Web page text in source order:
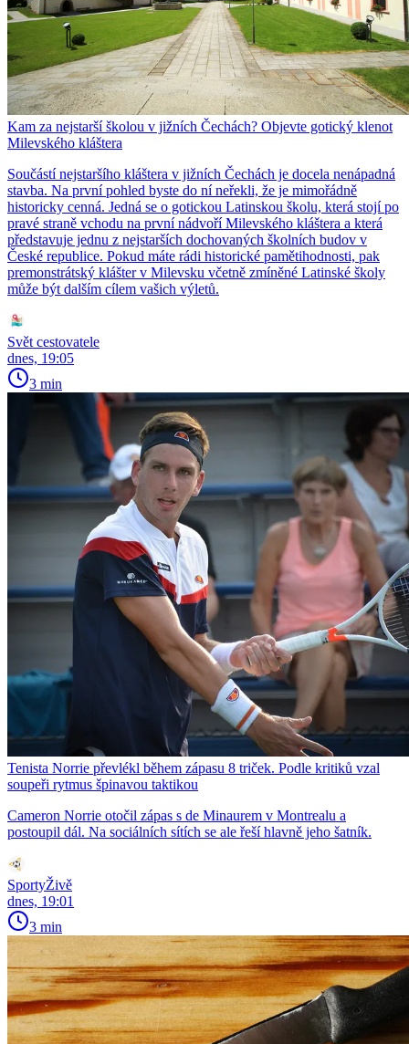
Kam za nejstarší školou v jižních Čechách? Objevte gotický klenot
Milevského kláštera
Součástí nejstaršího kláštera v jižních Čechách je docela nenápadná
stavba. Na první pohled byste do ní neřekli, že je mimořádně
historicky cenná. Jedná se o gotickou Latinskou školu, která stojí po
pravé straně vchodu na první nádvoří Milevského kláštera a která
představuje jednu z nejstarších dochovaných školních budov v
České republice. Pokud máte rádi historické pamětihodnosti, pak
premonstrátský klášter v Milevsku včetně zmíněné Latinské školy
může být dalším cílem vašich výletů.
Svět cestovatele
dnes, 19:05
3 min
Tenista Norrie převlékl během zápasu 8 triček. Podle kritiků vzal
soupeři rytmus špinavou taktikou
Cameron Norrie otočil zápas s de Minaurem v Montrealu a
postoupil dál. Na sociálních sítích se ale řeší hlavně jeho šatník.
SportyŽivě
dnes, 19:01
3 min